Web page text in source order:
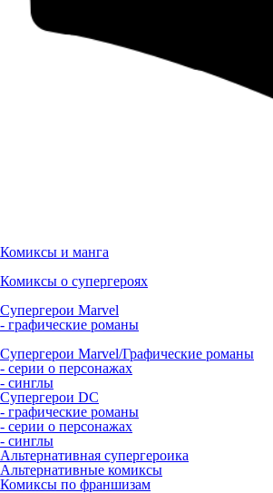
Комиксы и манга
Комиксы о супергероях
Супергерои Marvel
- графические романы
Супергерои Marvel/Графические романы
- серии о персонажах
- синглы
Супергерои DC
- графические романы
- серии о персонажах
- синглы
Альтернативная супергероика
Альтернативные комиксы
Комиксы по франшизам